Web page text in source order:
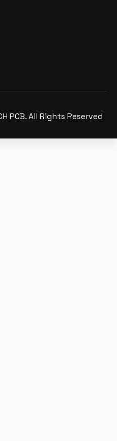
PCB. All Rights Reserved